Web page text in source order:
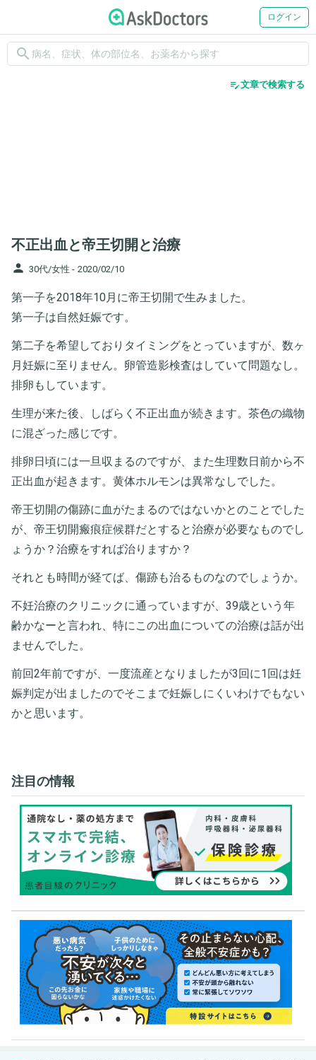
ログイン
search
edit_note文章で検索する
不正出血と帝王切開と治療
person 30代/女性 - 2020/02/10
第一子を2018年10月に帝王切開で生みました。
第一子は自然妊娠です。
第二子を希望しておりタイミングをとっていますが、数ヶ
月妊娠に至りません。卵管造影検査はしていて問題なし。
排卵もしています。
生理が来た後、しばらく不正出血が続きます。茶色の織物
に混ざった感じです。
排卵日頃には一旦収まるのですが、また生理数日前から不
正出血が起きます。黄体ホルモンは異常なしでした。
帝王切開の傷跡に血がたまるのではないかとのことでした
が、帝王切開瘢痕症候群だとすると治療が必要なものでし
ょうか？治療をすれば治りますか？
それとも時間が経てば、傷跡も治るものなのでしょうか。
不妊治療のクリニックに通っていますが、39歳という年
齢かなーと言われ、特にこの出血についての治療は話が出
ませんでした。
前回2年前ですが、一度流産となりましたが3回に1回は妊
娠判定が出ましたのでそこまで妊娠しにくいわけでもない
かと思います。
注目の情報